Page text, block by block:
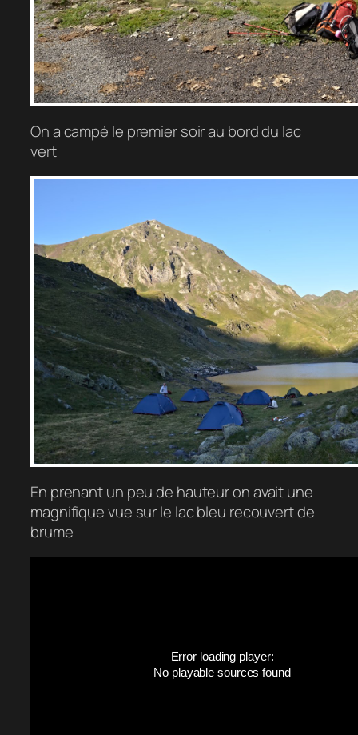
On a campé le premier soir au bord du lac
vert
En prenant un peu de hauteur on avait une
magnifique vue sur le lac bleu recouvert de
brume
Error loading player:
No playable sources found